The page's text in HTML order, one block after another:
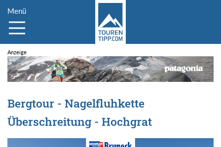
Menü
Bergtour - Nagelfluhkette
Überschreitung - Hochgrat